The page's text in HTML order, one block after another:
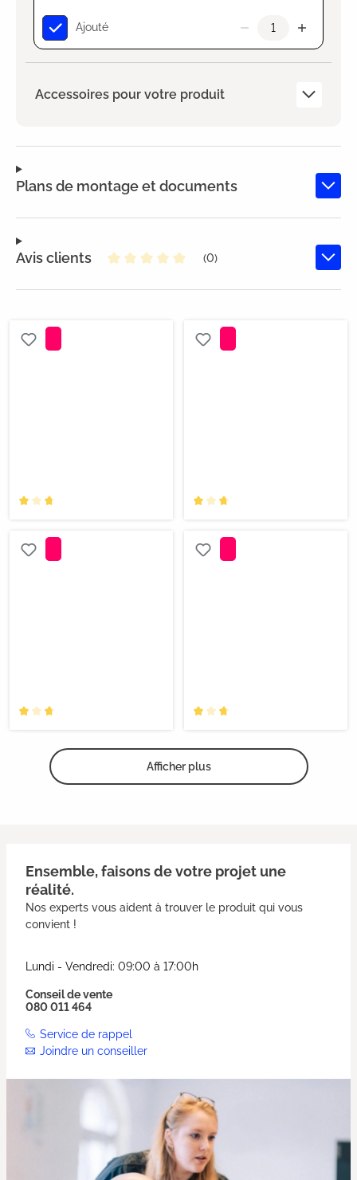
Ajouté
Accessoires pour votre produit
Plans de montage et documents
Avis clients
(0)
Afficher plus
Ensemble, faisons de votre projet une
réalité.
Nos experts vous aident à trouver le produit qui vous
convient !
Lundi - Vendredi: 09:00 à 17:00h
Conseil de vente
080 011 464
Service de rappel
Joindre un conseiller